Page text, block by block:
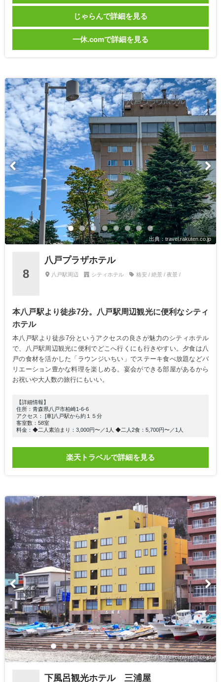
じゃらんで詳細を見る
一休.comで詳細を見る
出典：travel.rakuten.co.jp
8
八戸プラザホテル
八戸駅周辺 シティホテル 格安 / 絶景 / 夜景 /
本八戸駅より徒歩7分。八戸駅周辺観光に便利なシティ
ホテル
本八戸駅より徒歩7分というアクセスの良さが魅力のシティホテル
で、八戸駅周辺観光に便利でどこへ行くにも行きやすい。夕食は八
戸の食材を活かした「ラウンジいちい」でステーキ食べ放題などバ
リエーション豊かな料理を楽しめる。宴会ができる部屋があるから
お祝いや大人数の旅行にもいい。
【詳細情報】
住所：青森県八戸市柏崎1-6-6
アクセス： [車]八戸駅から約１５分
客室数：58室
料金：◆二人素泊まり：3,000円〜／1人 ◆二人2食：5,700円〜／1人
楽天トラベルで詳細を見る
出典：travel.rakuten.co.jp
下風呂観光ホテル 三浦屋